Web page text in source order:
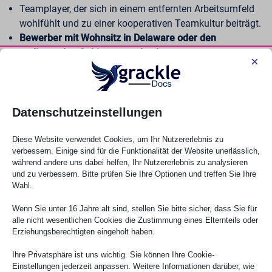
Teamplayer, der sich in einem entfernten Arbeitsumfeld
wohlfühlt und zu einer kooperativen Teamkultur beiträgt.
Bewerber mit Wohnsitz in Delaware oder den
umliegenden Gebieten werden bevorzugt.
Warum GrackleDocs?
Helfen Sie uns bei unserer Mission, die digitale Welt für alle
zugänglich zu machen. GrackleDocs hat sich der
Zugänglichkeit, Innovation und Exzellenz verschrieben, und wir
schätzen die Beiträge jedes einzelnen Teammitglieds. Diese
Stelle bietet die Möglichkeit, an sinnvollen Projekten zu
arbeiten, die den Zugang zu Informationen für Menschen auf
der ganzen Welt direkt verbessern.
Wir bieten:
Erfolg benötigen.
Datenschutzeinstellungen
×
Diese Website verwendet Cookies, um Ihr Nutzererlebnis zu
verbessern. Einige sind für die Funktionalität der Website unerlässlich,
während andere uns dabei helfen, Ihr Nutzererlebnis zu analysieren
und zu verbessern. Bitte prüfen Sie Ihre Optionen und treffen Sie Ihre
Wahl.
Wenn Sie unter 16 Jahre alt sind, stellen Sie bitte sicher, dass Sie für
alle nicht wesentlichen Cookies die Zustimmung eines Elternteils oder
Erziehungsberechtigten eingeholt haben.
Ihre Privatsphäre ist uns wichtig. Sie können Ihre Cookie-
Einstellungen jederzeit anpassen. Weitere Informationen darüber, wie